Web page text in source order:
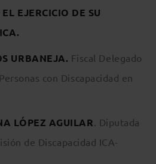
EJERCICIO DE SU
URBANEJA. Fiscal Delegado
con Discapacidad en
LÓPEZ AGUILAR. Diputada
de Discapacidad ICA-